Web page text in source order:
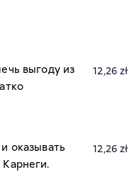
выгоду из
12,26 zł
оказывать
12,26 zł